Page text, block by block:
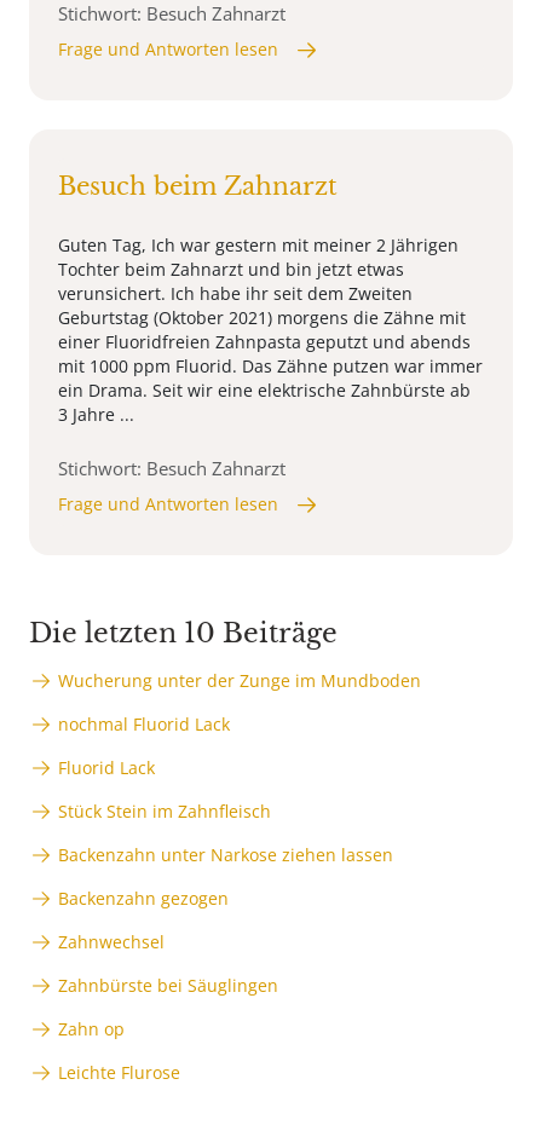
Stichwort: Besuch Zahnarzt
Frage und Antworten lesen
Besuch beim Zahnarzt
Guten Tag, Ich war gestern mit meiner 2 Jährigen
Tochter beim Zahnarzt und bin jetzt etwas
verunsichert. Ich habe ihr seit dem Zweiten
Geburtstag (Oktober 2021) morgens die Zähne mit
einer Fluoridfreien Zahnpasta geputzt und abends
mit 1000 ppm Fluorid. Das Zähne putzen war immer
ein Drama. Seit wir eine elektrische Zahnbürste ab
3 Jahre ...
Stichwort: Besuch Zahnarzt
Frage und Antworten lesen
Die letzten 10 Beiträge
Wucherung unter der Zunge im Mundboden
nochmal Fluorid Lack
Fluorid Lack
Stück Stein im Zahnfleisch
Backenzahn unter Narkose ziehen lassen
Backenzahn gezogen
Zahnwechsel
Zahnbürste bei Säuglingen
Zahn op
Leichte Flurose